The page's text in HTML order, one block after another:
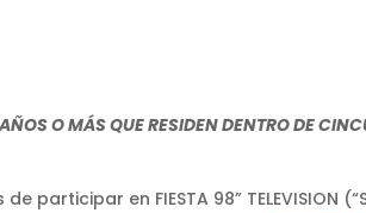
O MÁS QUE RESIDEN DENTRO DE
participar en FIESTA 98” TELEVISION